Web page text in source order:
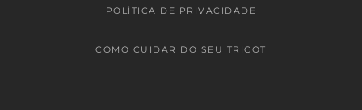
POLÍTICA DE PRIVACIDADE
COMO CUIDAR DO SEU TRICOT